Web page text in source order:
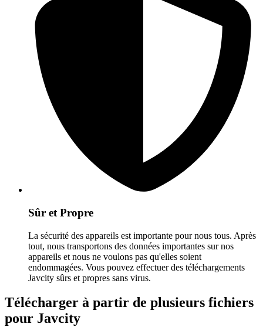
Sûr et Propre
La sécurité des appareils est importante pour nous tous. Après
tout, nous transportons des données importantes sur nos
appareils et nous ne voulons pas qu'elles soient
endommagées. Vous pouvez effectuer des téléchargements
Javcity sûrs et propres sans virus.
Télécharger à partir de plusieurs fichiers
pour Javcity